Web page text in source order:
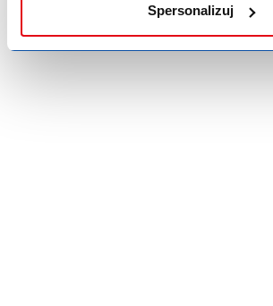
Spersonalizuj